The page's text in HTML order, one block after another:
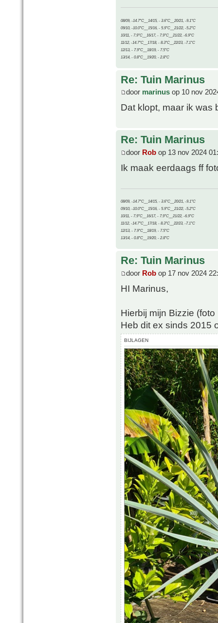
08/09, -14.7°C__14/15, - 3.6°C__20/21, -9.1°C
09/10, -10.0°C__15/16, - 5.9°C__21/22, -5.2°C
10/11, - 7.9°C__16/17, - 7.9°C__21/22, -6.9°C
11/12, -14.7°C__17/18, - 8.3°C__22/23, -7.1°C
12/13, - 7.9°C__18/19, - 7.5°C
13/14, - 0.8°C__19/20, - 2.8°C
Re: Tuin Marinus
door marinus op 10 nov
Dat klopt, maar ik was
Re: Tuin Marinus
door Rob op 13 nov 2024
Ik maak eerdaags ff
08/09, -14.7°C__14/15, - 3.6°C__20/21, -9.1°C
09/10, -10.0°C__15/16, - 5.9°C__21/22, -5.2°C
10/11, - 7.9°C__16/17, - 7.9°C__21/22, -6.9°C
11/12, -14.7°C__17/18, - 8.3°C__22/23, -7.1°C
12/13, - 7.9°C__18/19, - 7.5°C
13/14, - 0.8°C__19/20, - 2.8°C
Re: Tuin Marinus
door Rob op 17 nov 2024
HI Marinus,
Hierbij mijn Bizzie
Heb dit ex sinds 2015
BIJLAGEN